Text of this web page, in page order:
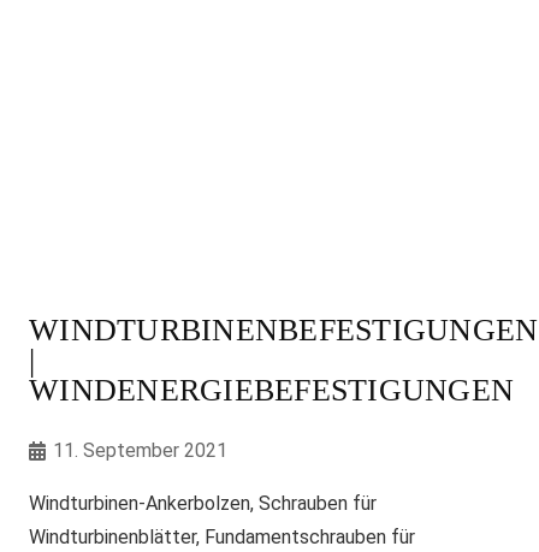
WINDTURBINENBEFESTIGUNGEN
|
WINDENERGIEBEFESTIGUNGEN
11. September 2021
Windturbinen-Ankerbolzen, Schrauben für
Windturbinenblätter, Fundamentschrauben für